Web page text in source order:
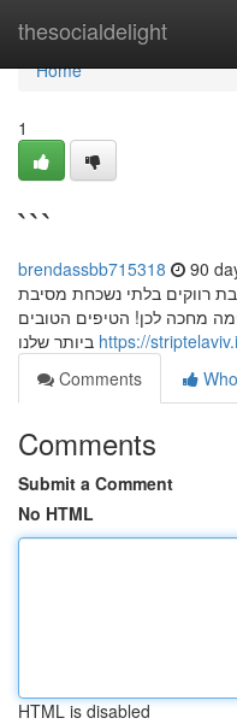
thesocialdelight
Home
Home
1
```
brendassbb715318 90
רווקים בלתי נשכחת מסיבת
מחכה לכן! הטיפים הטובים
https://
Comments
Comments
Submit a Comment
No HTML
HTML is disabled